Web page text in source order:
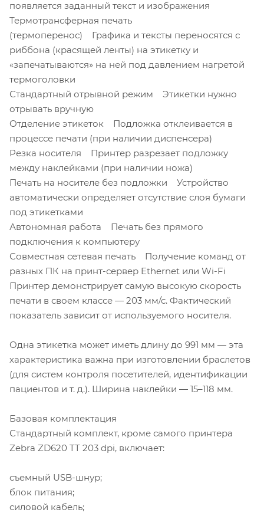
появляется заданный текст и изображения
Термотрансферная печать
(термоперенос) Графика и тексты переносятся с
риббона (красящей ленты) на этикетку и
«запечатываются» на ней под давлением нагретой
термоголовки
Стандартный отрывной режим Этикетки нужно
отрывать вручную
Отделение этикеток Подложка отклеивается в
процессе печати (при наличии диспенсера)
Резка носителя Принтер разрезает подложку
между наклейками (при наличии ножа)
Печать на носителе без подложки Устройство
автоматически определяет отсутствие слоя бумаги
под этикетками
Автономная работа Печать без прямого
подключения к компьютеру
Совместная сетевая печать Получение команд от
разных ПК на принт-сервер Ethernet или Wi-Fi
Принтер демонстрирует самую высокую скорость
печати в своем классе — 203 мм/с. Фактический
показатель зависит от используемого носителя.
Одна этикетка может иметь длину до 991 мм — эта
характеристика важна при изготовлении браслетов
(для систем контроля посетителей, идентификации
пациентов и т. д.). Ширина наклейки — 15–118 мм.
Базовая комплектация
Стандартный комплект, кроме самого принтера
Zebra ZD620 TT 203 dpi, включает:
съемный USB-шнур;
блок питания;
силовой кабель;